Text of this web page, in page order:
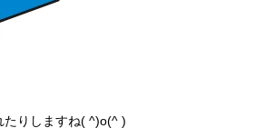
たりしますね( ^)o(^ )